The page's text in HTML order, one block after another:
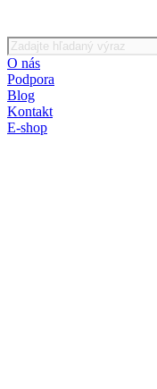
O nás
Podpora
Blog
Kontakt
E-shop